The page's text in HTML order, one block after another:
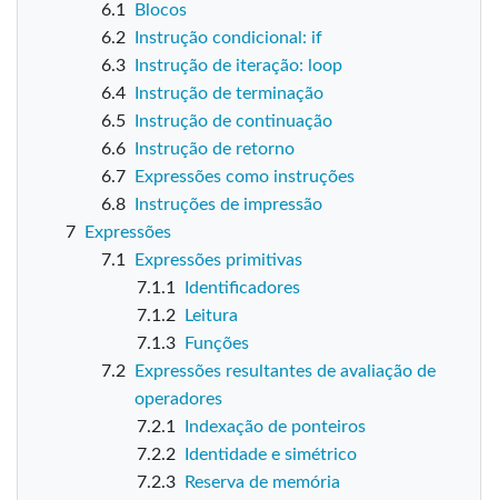
6.1
Blocos
6.2
Instrução condicional: if
6.3
Instrução de iteração: loop
6.4
Instrução de terminação
6.5
Instrução de continuação
6.6
Instrução de retorno
6.7
Expressões como instruções
6.8
Instruções de impressão
7
Expressões
7.1
Expressões primitivas
7.1.1
Identificadores
7.1.2
Leitura
7.1.3
Funções
7.2
Expressões resultantes de avaliação de
operadores
7.2.1
Indexação de ponteiros
7.2.2
Identidade e simétrico
7.2.3
Reserva de memória